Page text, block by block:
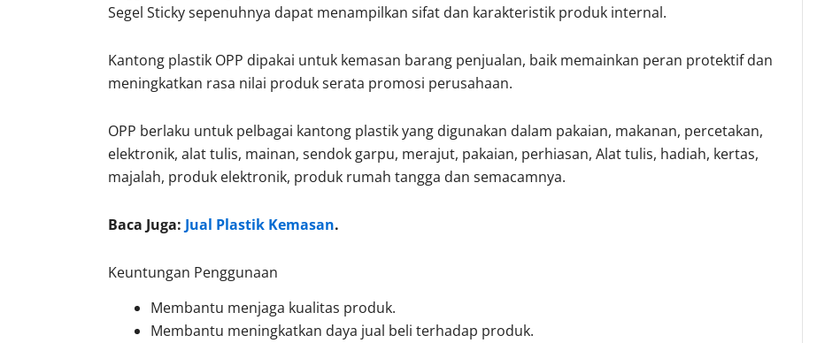
Segel Sticky sepenuhnya dapat menampilkan sifat dan karakteristik produk internal.
Kantong plastik OPP dipakai untuk kemasan barang penjualan, baik memainkan peran protektif dan
meningkatkan rasa nilai produk serata promosi perusahaan.
OPP berlaku untuk pelbagai kantong plastik yang digunakan dalam pakaian, makanan, percetakan,
elektronik, alat tulis, mainan, sendok garpu, merajut, pakaian, perhiasan, Alat tulis, hadiah, kertas,
majalah, produk elektronik, produk rumah tangga dan semacamnya.
Baca Juga: Jual Plastik Kemasan.
Keuntungan Penggunaan
Membantu menjaga kualitas produk.
Membantu meningkatkan daya jual beli terhadap produk.